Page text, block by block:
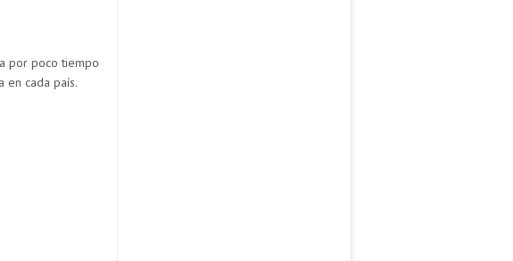
por poco tiempo
en cada país.